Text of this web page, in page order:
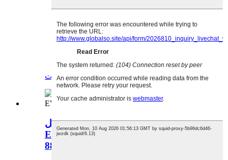
متخصص پیشرو در همه چیزهای رایحه
کننده ها و روغن های ضروری است.هدف
ما ایجاد محصولات سبک زندگی مفید برای
بدن و خانه شما با قیمتی مقرون به صرفه
است!
استعلامجزئیات
مرطوب کننده عطر اسانس گل
EVERLASTING 2022 7 تغییر رنگ